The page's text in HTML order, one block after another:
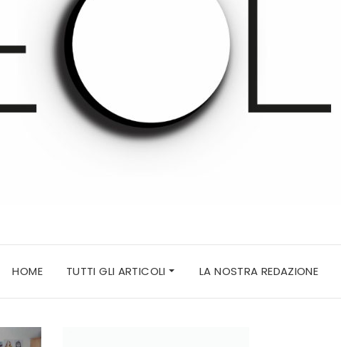
HOME TUTTI GLI ARTICOLI LA NOSTRA REDAZIONE